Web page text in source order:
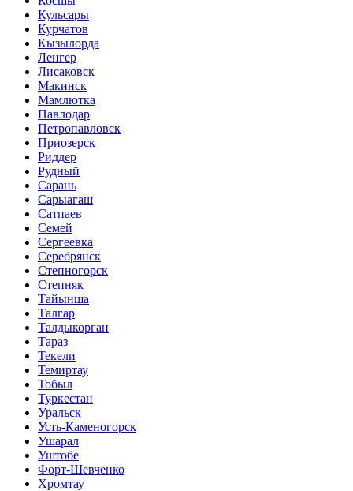
Кульсары
Курчатов
Кызылорда
Ленгер
Лисаковск
Макинск
Мамлютка
Павлодар
Петропавловск
Приозерск
Риддер
Рудный
Сарань
Сарыагаш
Сатпаев
Семей
Сергеевка
Серебрянск
Степногорск
Степняк
Тайынша
Талгар
Талдыкорган
Тараз
Текели
Темиртау
Тобыл
Туркестан
Уральск
Усть-Каменогорск
Ушарал
Уштобе
Форт-Шевченко
Хромтау